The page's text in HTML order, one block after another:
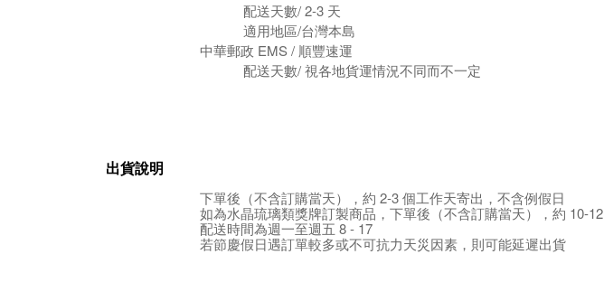
配送天數/ 2-3 天
適用地區/台灣本島
中華郵政 EMS / 順豐速運
配送天數/ 視各地貨運情況不同而不一定
出貨說明
下單後（不含訂購當天），約 2-3個工作天寄出，不含例假日
如為水晶琉璃類獎牌訂製商品， 下單後（不含訂購當天），約 10-12
配送時間為週一至週五 8 - 17
若節慶假日遇訂單較多或不可抗力天災因素，則可能延遲出貨